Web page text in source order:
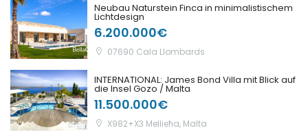
Neubau Naturstein Finca in minimalistischem
Lichtdesign
6.200.000€
07690 Cala Llombards
INTERNATIONAL: James Bond Villa mit Blick auf
die Insel Gozo / Malta
11.500.000€
X982+X3 Mellieħa, Malta